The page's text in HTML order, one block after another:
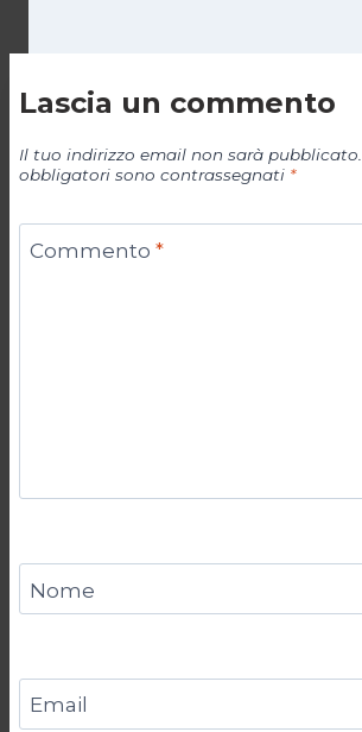
Lascia un commento
Il tuo indirizzo email non sarà pubblicato.
obbligatori sono contrassegnati *
Commento *
Nome
Email